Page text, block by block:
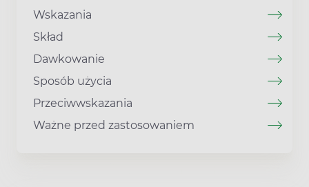
Wskazania
Skład
Dawkowanie
Sposób użycia
Przeciwwskazania
Ważne przed zastosowaniem